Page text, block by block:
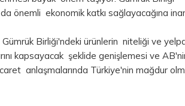
önemli ekonomik katkı sağlayacağına
Birliği'ndeki ürünlerin niteliği ve
kapsayacak şeklide genişlemesi ve
anlaşmalarında Türkiye'nin mağdur